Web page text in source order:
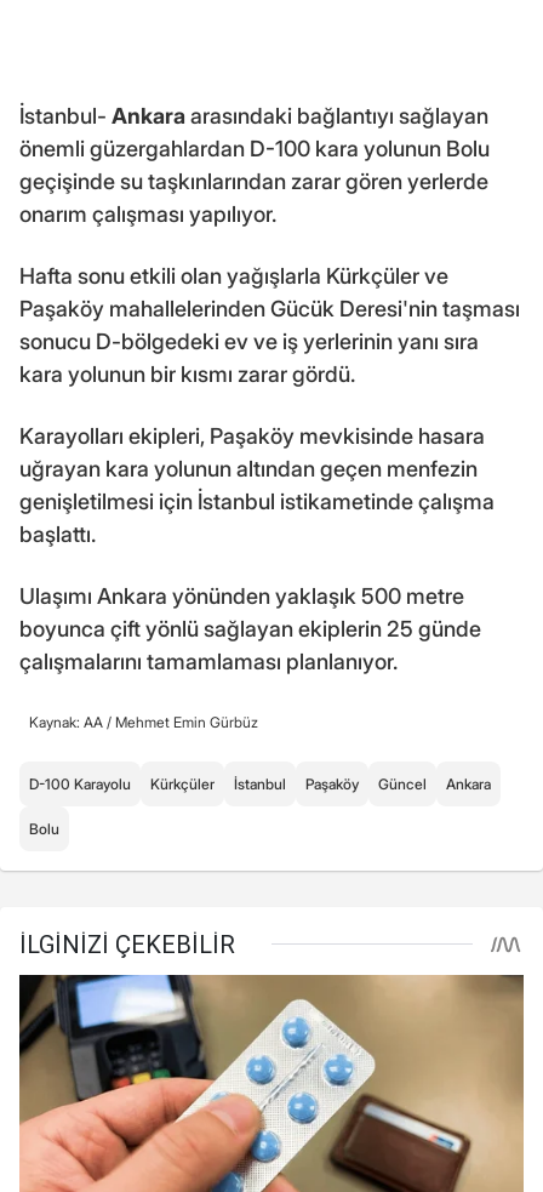
İstanbul- Ankara arasındaki bağlantıyı sağlayan
önemli güzergahlardan D-100 kara yolunun Bolu
geçişinde su taşkınlarından zarar gören yerlerde
onarım çalışması yapılıyor.
Hafta sonu etkili olan yağışlarla Kürkçüler ve
Paşaköy mahallelerinden Gücük Deresi'nin taşması
sonucu D-bölgedeki ev ve iş yerlerinin yanı sıra
kara yolunun bir kısmı zarar gördü.
Karayolları ekipleri, Paşaköy mevkisinde hasara
uğrayan kara yolunun altından geçen menfezin
genişletilmesi için İstanbul istikametinde çalışma
başlattı.
Ulaşımı Ankara yönünden yaklaşık 500 metre
boyunca çift yönlü sağlayan ekiplerin 25 günde
çalışmalarını tamamlaması planlanıyor.
Kaynak: AA / Mehmet Emin Gürbüz
D-100 Karayolu Kürkçüler İstanbul Paşaköy Güncel Ankara
Bolu